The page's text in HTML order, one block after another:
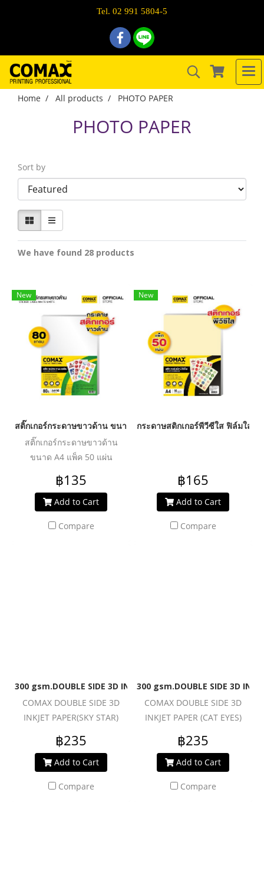
Tel. 02 991 5804-5
Home All products PHOTO PAPER
PHOTO PAPER
Sort by
We have found 28 products
New
สติ๊กเกอร์กระดาษขาวด้าน ขนาด A4 แพ็ค 50 แผ่น
สติ๊กเกอร์กระดาษขาวด้าน
ขนาด A4 แพ็ค 50 แผ่น
฿135
Add to Cart
Compare
New
กระดาษสติกเกอร์พีวีซีใส ฟิล์มใส
฿165
Add to Cart
Compare
300 gsm.DOUBLE SIDE 3D INKJET PAPER (SKY STAR)
COMAX DOUBLE SIDE 3D
INKJET PAPER(SKY STAR)
฿235
Add to Cart
Compare
300 gsm.DOUBLE SIDE 3D
COMAX DOUBLE SIDE 3D
INKJET PAPER (CAT EYES)
฿235
Add to Cart
Compare